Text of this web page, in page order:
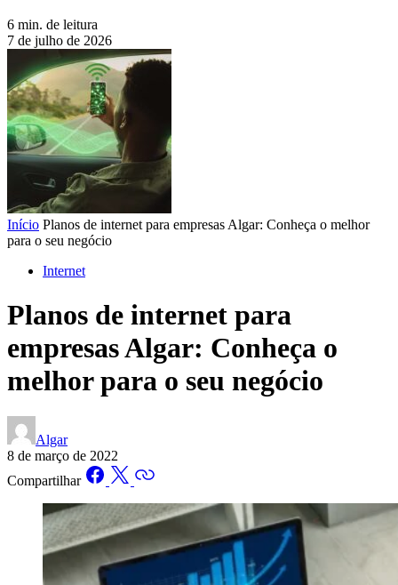
6 min. de leitura
7 de julho de 2026
Início Planos de internet para empresas Algar: Conheça o melhor
para o seu negócio
Internet
Planos de internet para
empresas Algar: Conheça o
melhor para o seu negócio
Algar
8 de março de 2022
Compartilhar